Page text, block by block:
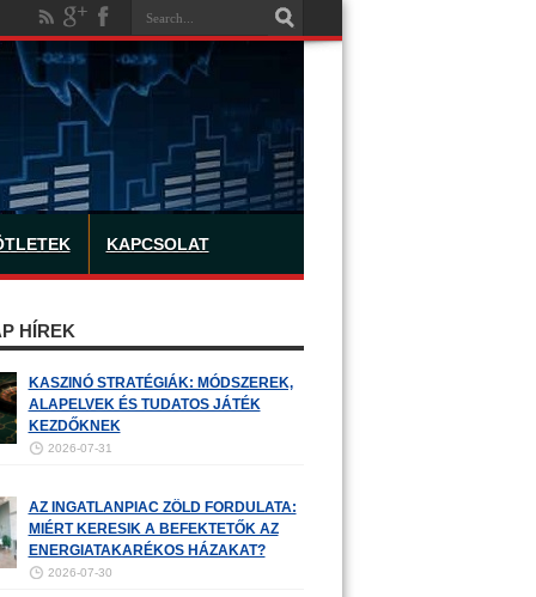
KAPCSOLAT
HÍREK
KASZINÓ STRATÉGIÁK: MÓDSZEREK,
ALAPELVEK ÉS TUDATOS JÁTÉK
KEZDŐKNEK
2026-07-31
AZ INGATLANPIAC ZÖLD FORDULATA:
MIÉRT KERESIK A BEFEKTETŐK AZ
ENERGIATAKARÉKOS HÁZAKAT?
2026-07-30